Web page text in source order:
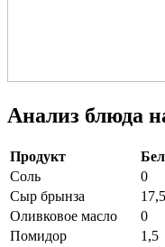
Анализ блюда
Продукт
Соль
0
Сыр брынза
Оливковое масло
0
Помидор
1,5